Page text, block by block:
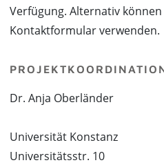
Verfügung. Alternativ
Kontaktformular verwenden.
Dr. Anja Oberländer
Universität Konstanz
Universitätsstr. 10